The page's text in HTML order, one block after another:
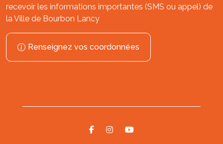
recevoir les informations importantes (SMS ou appel) de
la Ville de Bourbon Lancy
Renseignez vos coordonnées